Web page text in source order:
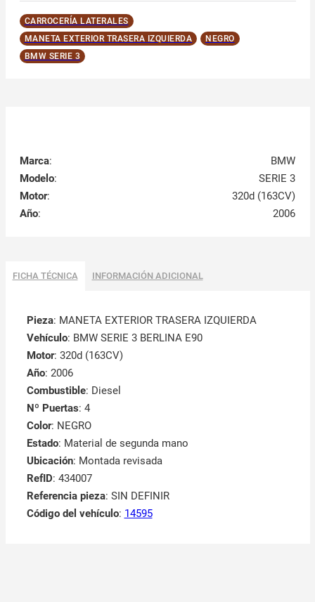
CARROCERÍA LATERALES
MANETA EXTERIOR TRASERA IZQUIERDA
NEGRO
BMW SERIE 3
Marca:
BMW
Modelo:
SERIE 3
Motor:
320d (163CV)
Año: 2006
FICHA TÉCNICA INFORMACIÓN ADICIONAL
Pieza: MANETA EXTERIOR TRASERA IZQUIERDA
Vehículo: BMW SERIE 3 BERLINA E90
Motor: 320d (163CV)
Año: 2006
Combustible: Diesel
Nº Puertas: 4
Color: NEGRO
Estado: Material de segunda mano
Ubicación: Montada revisada
RefID: 434007
Referencia pieza: SIN DEFINIR
Código del vehículo: 14595